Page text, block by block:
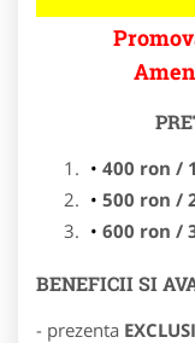
400 ron /
500 ron /
600 ron /
BENEFICII SI
- prezenta